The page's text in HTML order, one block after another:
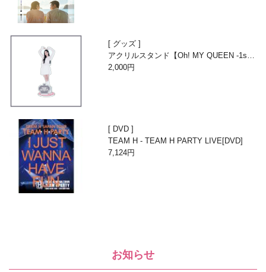
グッズ
アクリルスタンド【Oh! MY QUEEN -1st A
nniversary with Beans-】
2,000円
DVD
TEAM H - TEAM H PARTY LIVE[DVD]
7,124円
お知らせ